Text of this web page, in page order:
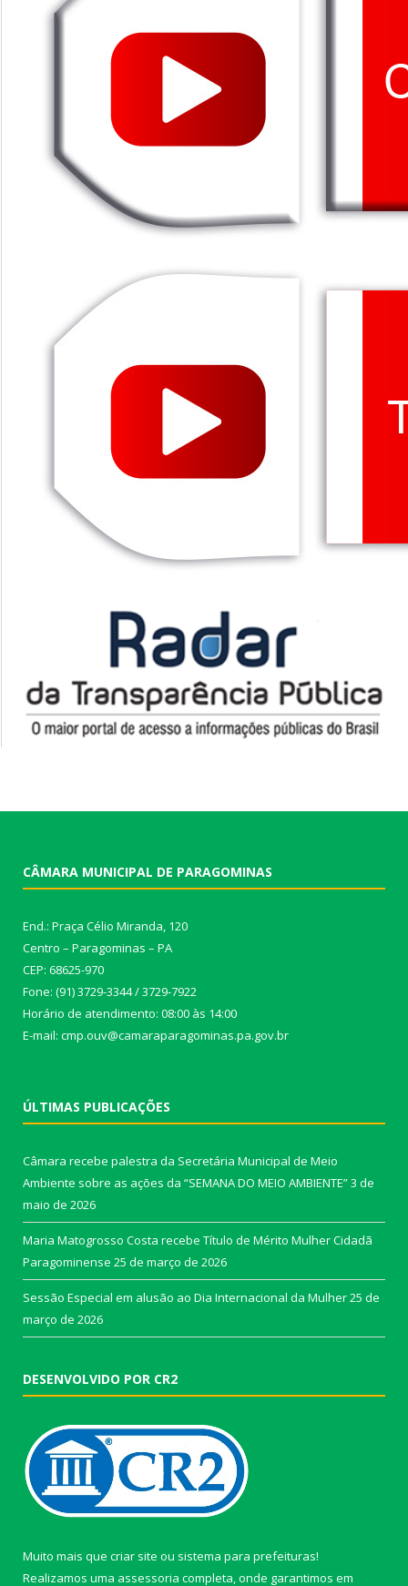
CÂMARA MUNICIPAL DE PARAGOMINAS
End.: Praça Célio Miranda, 120
Centro – Paragominas – PA
CEP: 68625-970
Fone: (91) 3729-3344 / 3729-7922
Horário de atendimento: 08:00 às 14:00
E-mail: cmp.ouv@camaraparagominas.pa.gov.br
ÚLTIMAS PUBLICAÇÕES
Câmara recebe palestra da Secretária Municipal de Meio
Ambiente sobre as ações da “SEMANA DO MEIO AMBIENTE”3 de
maio de 2026
Maria Matogrosso Costa recebe Título de Mérito Mulher Cidadã
Paragominense 25 de março de 2026
Sessão Especial em alusão ao Dia Internacional da Mulher25 de
março de 2026
DESENVOLVIDO POR CR2
Muito mais que criar site ou sistema para prefeituras!
Realizamos uma assessoria completa, onde garantimos em